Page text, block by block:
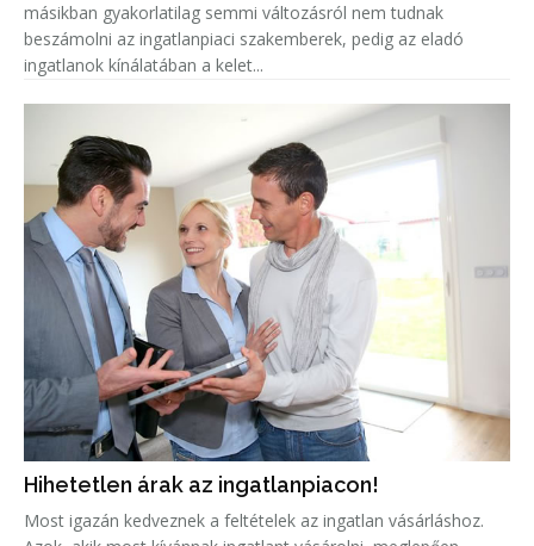
másikban gyakorlatilag semmi változásról nem tudnak
beszámolni az ingatlanpiaci szakemberek, pedig az eladó
ingatlanok kínálatában a kelet...
Hihetetlen árak az ingatlanpiacon!
Most igazán kedveznek a feltételek az ingatlan vásárláshoz.